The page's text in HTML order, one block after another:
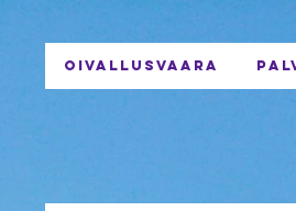
OIVALLUSVAARA